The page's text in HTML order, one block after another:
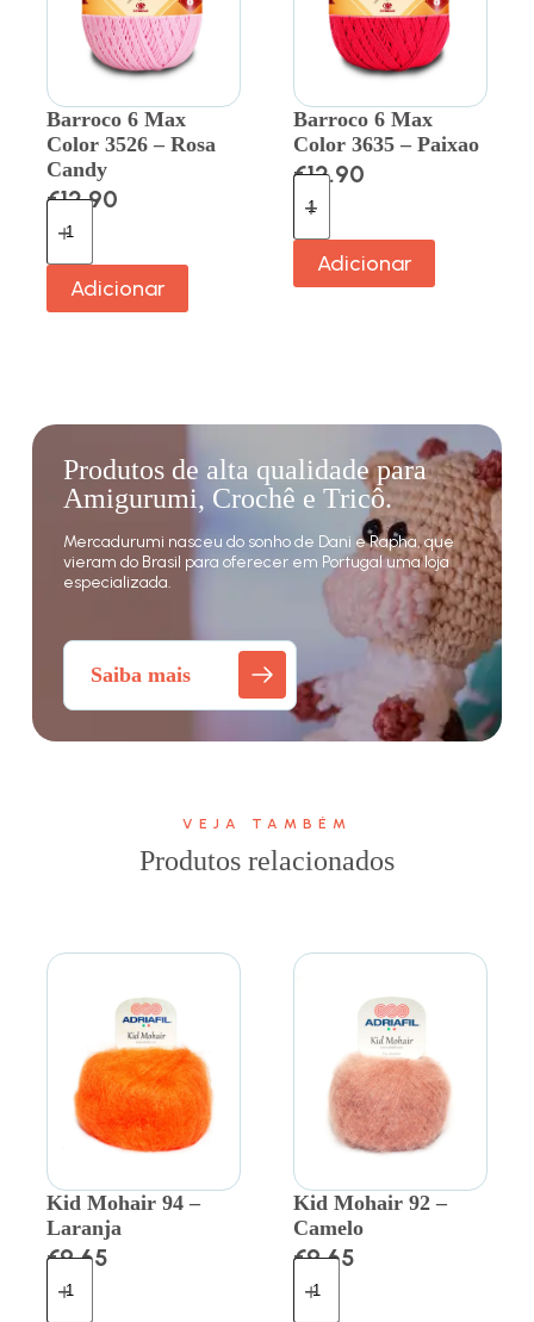
Barroco 6 Max
Color 3526 – Rosa
Candy
€12.90
Adicionar
Barroco 6 Max
Color 3635 – Paixao
€12.90
Adicionar
Produtos de alta qualidade para
Amigurumi, Crochê e Tricô.
Mercadurumi nasceu do sonho de Dani e Rapha, que
vieram do Brasil para oferecer em Portugal uma loja
especializada.
Saiba mais
VEJA TAMBÉM
Produtos relacionados
Kid Mohair 94 –
Laranja
€9.65
Kid Mohair 92 –
Camelo
€9.65